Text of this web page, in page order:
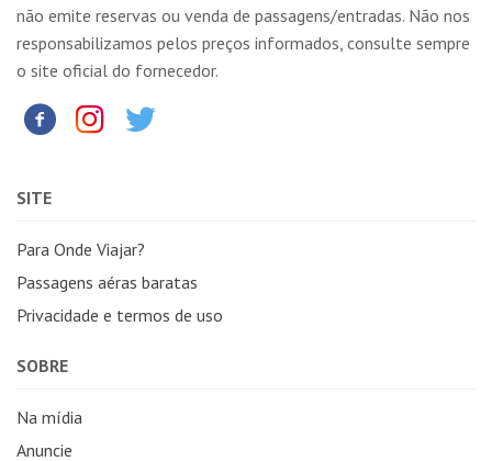
não emite reservas ou venda de passagens/entradas. Não nos
responsabilizamos pelos preços informados, consulte sempre
o site oficial do fornecedor.
SITE
Para Onde Viajar?
Passagens aéras baratas
Privacidade e termos de uso
SOBRE
Na mídia
Anuncie